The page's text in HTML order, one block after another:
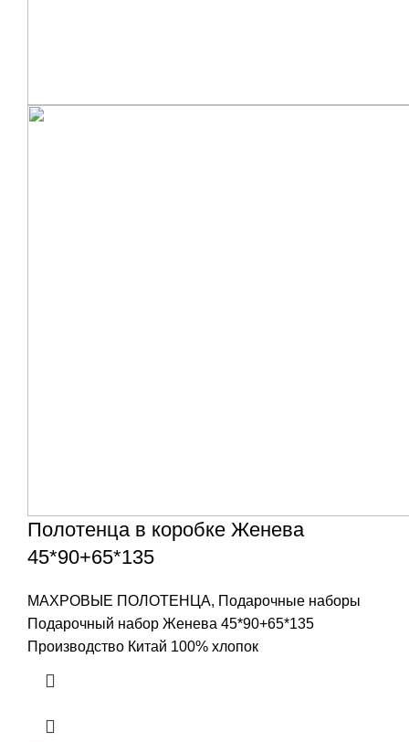
Полотенца в коробке Женева
45*90+65*135
МАХРОВЫЕ ПОЛОТЕНЦА, Подарочные наборы
Подарочный набор Женева 45*90+65*135
Производство Китай 100% хлопок